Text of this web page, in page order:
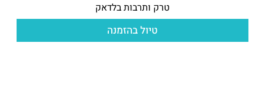
טרק ותרבות בלדאק
טיול בהזמנה